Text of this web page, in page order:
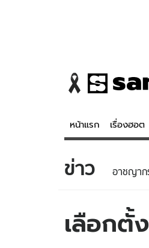
หน้าแรก เรื่องฮอต
ข่าว
ข่าวบันเทิง
ข่าว อาชญาก
เลือกตั้